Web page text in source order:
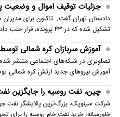
جزئیات توقیف اموال و وضعیت
تشکیل شده که در ۴۳ پرونده، قرار جلب دادرسی صادر شده اس…
آموزش سربازان کره شمالی
تصاویری در شبکه‌های اجتماعی منتشر
آموزش نیروهای جدید ارتش کره شمالی
چین، نفت روسیه را جایگزین
شرکت سینوپک، بزرگ‌ترین پالایشگر
خاورمیانه، خرید نفت خام روسیه را برای